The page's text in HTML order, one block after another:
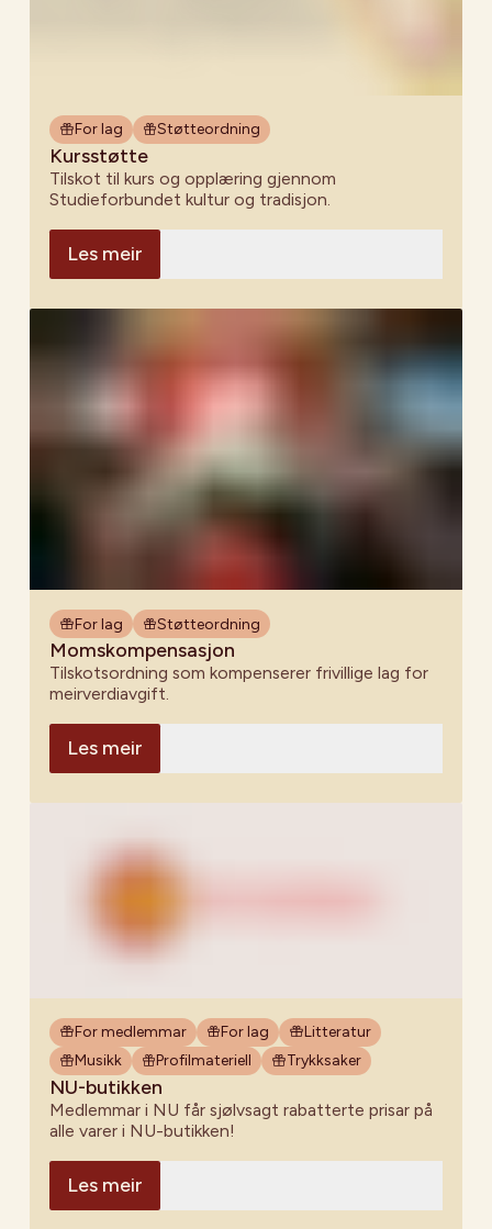
For lag Støtteordning
Kursstøtte
Tilskot til kurs og opplæring gjennom
Studieforbundet kultur og tradisjon.
Les meir
For lag Støtteordning
Momskompensasjon
Tilskotsordning som kompenserer frivillige lag for
meirverdiavgift.
Les meir
For medlemmar For lag
Litteratur
Musikk
Profilmateriell Trykksaker
NU-butikken
Medlemmar i NU får sjølvsagt rabatterte prisar på
alle varer i NU-butikken!
Les meir